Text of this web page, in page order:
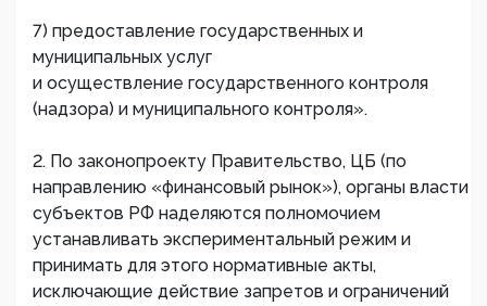
7) предоставление государственных и
муниципальных услуг
и осуществление государственного контроля
(надзора) и муниципального контроля».
2. По законопроекту Правительство, ЦБ (по
направлению «финансовый рынок»), органы власти
субъектов РФ наделяются полномочием
устанавливать экспериментальный режим и
принимать для этого нормативные акты,
исключающие действие запретов и ограничений